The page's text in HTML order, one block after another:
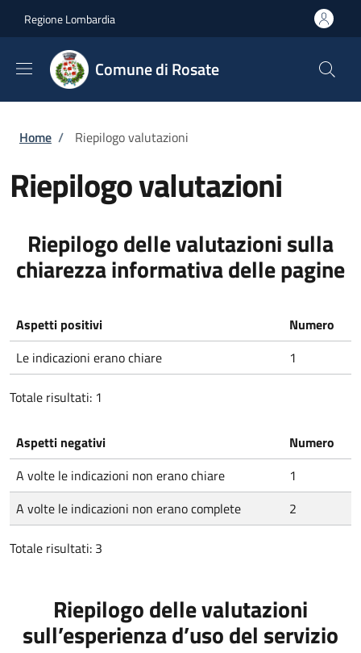
Regione Lombardia
Comune di Rosate
Briciole di pane
Home / Riepilogo valutazioni
Riepilogo valutazioni
Riepilogo delle valutazioni sulla
chiarezza informativa delle pagine
Aspetti positivi
Numero
Le indicazioni erano chiare
1
Totale risultati: 1
Aspetti negativi
Numero
A volte le indicazioni non erano chiare
1
A volte le indicazioni non erano complete
2
Totale risultati: 3
Riepilogo delle valutazioni
sull’esperienza d’uso del servizio